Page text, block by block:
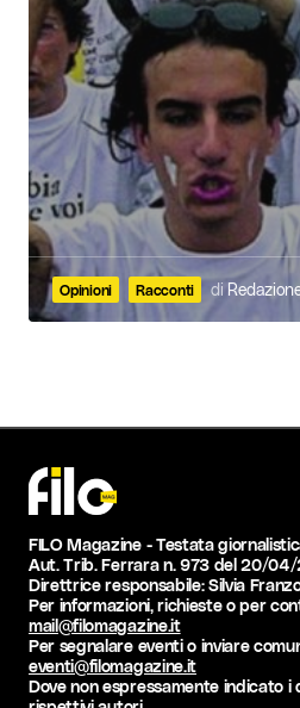
Opinioni Racconti di
FILO Magazine - Testata
Aut. Trib. Ferrara n. 973 del 20/
Direttrice responsabile: Silvia
Per informazioni, richieste o per
mail@filomagazine.it
Per segnalare eventi o inviare
eventi@filomagazine.it
Dove non espressamente indicato